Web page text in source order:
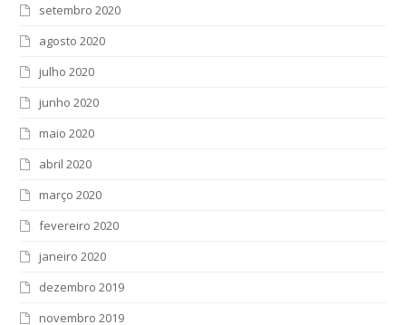
setembro 2020
agosto 2020
julho 2020
junho 2020
maio 2020
abril 2020
março 2020
fevereiro 2020
janeiro 2020
dezembro 2019
novembro 2019